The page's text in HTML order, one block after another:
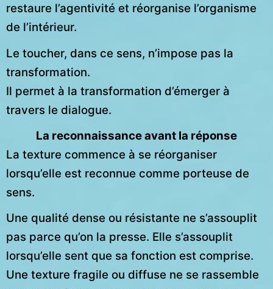
restaure l’agentivité et réorganise l’organisme
de l’intérieur.
Le toucher, dans ce sens, n’impose pas la
transformation.
Il permet à la transformation d’émerger à
travers le dialogue.
La reconnaissance avant la réponse
La texture commence à se réorganiser
lorsqu’elle est reconnue comme porteuse de
sens.
Une qualité dense ou résistante ne s’assouplit
pas parce qu’on la presse. Elle s’assouplit
lorsqu’elle sent que sa fonction est comprise.
Une texture fragile ou diffuse ne se rassemble